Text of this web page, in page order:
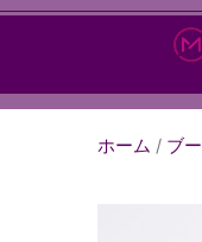
ホーム / ブ